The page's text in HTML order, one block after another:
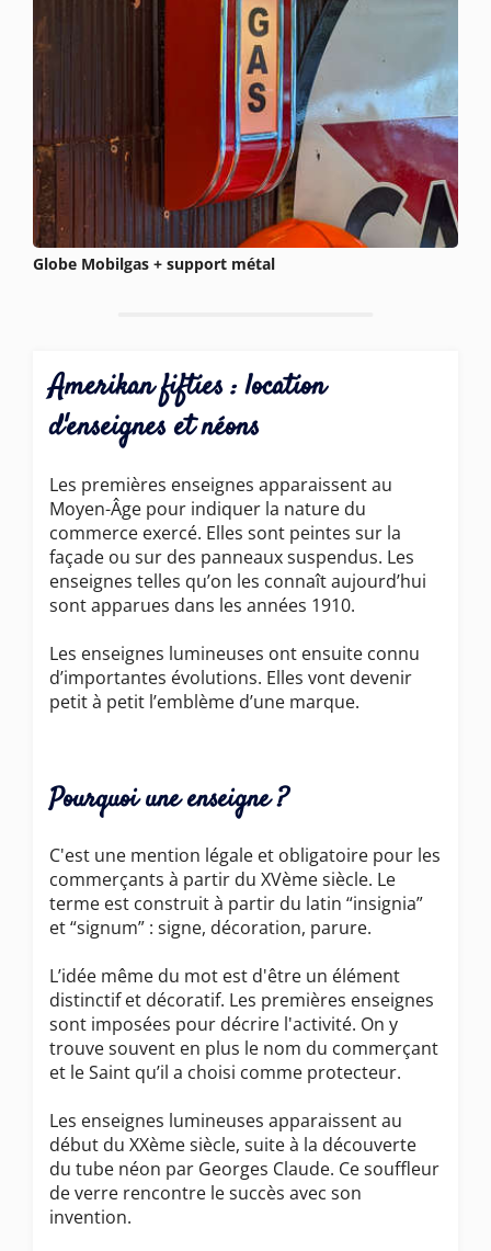
Globe Mobilgas + support métal
Amerikan fifties : location
d'enseignes et néons
Les premières enseignes apparaissent au
Moyen-Âge pour indiquer la nature du
commerce exercé. Elles sont peintes sur la
façade ou sur des panneaux suspendus. Les
enseignes telles qu’on les connaît aujourd’hui
sont apparues dans les années 1910.
Les enseignes lumineuses ont ensuite connu
d’importantes évolutions. Elles vont devenir
petit à petit l’emblème d’une marque.
Pourquoi une enseigne ?
C'est une mention légale et obligatoire pour les
commerçants à partir du XVème siècle. Le
terme est construit à partir du latin “insignia”
et “signum” : signe, décoration, parure.
L’idée même du mot est d'être un élément
distinctif et décoratif. Les premières enseignes
sont imposées pour décrire l'activité. On y
trouve souvent en plus le nom du commerçant
et le Saint qu’il a choisi comme protecteur.
Les enseignes lumineuses apparaissent au
début du XXème siècle, suite à la découverte
du tube néon par Georges Claude. Ce souffleur
de verre rencontre le succès avec son
invention.